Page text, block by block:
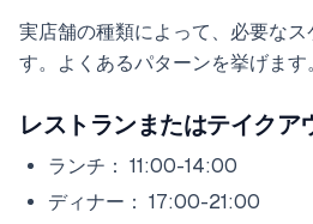
実店舗の種類によって、必要なス
す。よくあるパターンを挙げます
レストランまたはテイクア
ランチ： 11:00-14:00
ディナー： 17:00-21:00